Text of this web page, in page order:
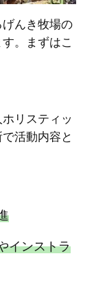
んき牧場の
。まずはこ
リスティッ
活動内容と
インストラ